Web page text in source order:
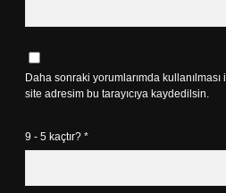
Daha sonraki yorumlarımda
site adresim bu tarayıcıya kaydedilsin.
9 - 5 kaçtır? *